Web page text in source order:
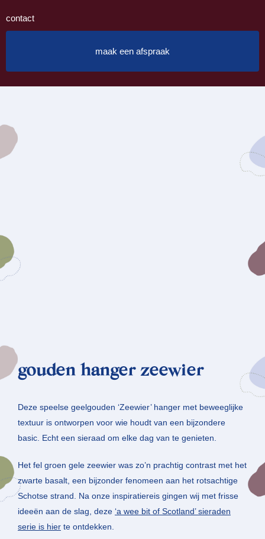
contact
maak een afspraak
gouden hanger zeewier
Deze speelse geelgouden ‘Zeewier’ hanger met beweeglijke
textuur is ontworpen voor wie houdt van een bijzondere
basic. Echt een sieraad om elke dag van te genieten.
Het fel groen gele zeewier was zo’n prachtig contrast met het
zwarte basalt, een bijzonder fenomeen aan het rotsachtige
Schotse strand. Na onze inspiratiereis gingen wij met frisse
ideeën aan de slag, deze ‘a wee bit of Scotland’ sieraden
serie is hier te ontdekken.